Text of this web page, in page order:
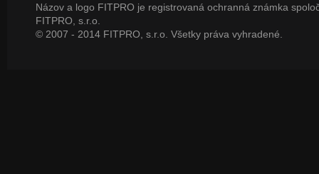
Názov a logo FITPRO je registrovaná ochranná známka
FITPRO, s.r.o.
© 2007 - 2014 FITPRO, s.r.o. Všetky práva vyhradené.